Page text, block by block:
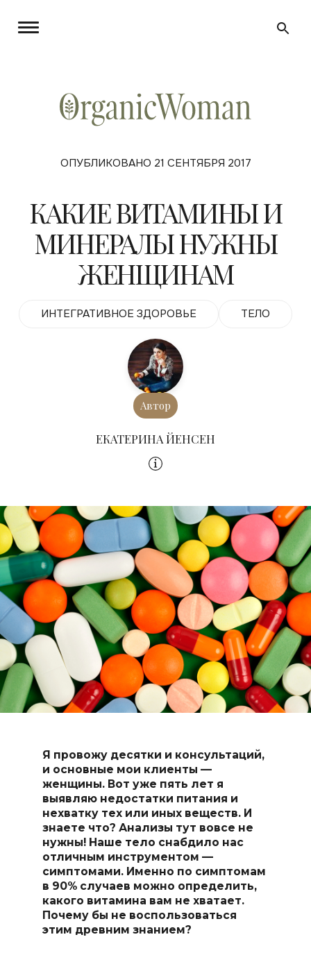
ОПУБЛИКОВАНО 21 СЕНТЯБРЯ 2017
КАКИЕ ВИТАМИНЫ И
МИНЕРАЛЫ НУЖНЫ
ЖЕНЩИНАМ
ИНТЕГРАТИВНОЕ ЗДОРОВЬЕ ТЕЛО
Автор
ЕКАТЕРИНА ЙЕНСЕН
Я провожу десятки и консультаций,
и основные мои клиенты —
женщины. Вот уже пять лет я
выявляю недостатки питания и
нехватку тех или иных веществ. И
знаете что? Анализы тут вовсе не
нужны! Наше тело снабдило нас
отличным инструментом —
симптомами. Именно по симптомам
в 90% случаев можно определить,
какого витамина вам не хватает.
Почему бы не воспользоваться
этим древним знанием?